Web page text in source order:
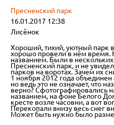
Пресненский парк
16.01.2017 12:38
Лисёнок
Хороший, тихий, уютный парк
хорошо провели в нём время.
названием. Были в
Пресненский парк, и не
парков на воротах. Зачем их
1 ноября 2012 года
но ведь это не означает, что
верно? Сфотографировались
названием, на фоне Белого
кресте возле часовни, а вот
Перекопали внизу весь снег
Может быть нужно было